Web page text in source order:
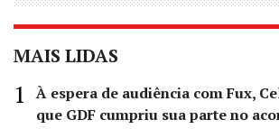
MAIS LIDAS
À espera de audiência com Fux,
que GDF cumpriu sua parte no